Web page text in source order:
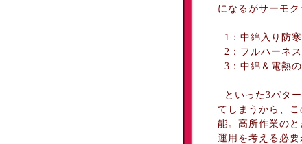
になるがサーモ
1：中綿入り防
2：フルハーネ
3：中綿＆電熱
といった3パタ
てしまうから、
能。高所作業の
運用を考える必要